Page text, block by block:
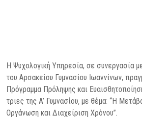
Η Ψυχολογική Υπηρεσία, σε συνεργασία
του Αρσακείου Γυμνασίου Ιωαννίνων,
Πρόγραμμα Πρόληψης και
τριες της A’ Γυμνασίου, με θέμα: “Η
Οργάνωση και Διαχείριση Χρόνου”.